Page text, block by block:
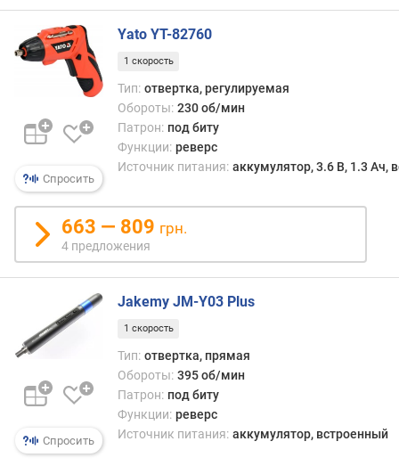
щ
е
г
о
м
е
т
а
с
н
е
)
о
л
Спросить
Yato YT-82760
1 скорость
Тип: отвертка, регулируемая
Обороты: 230 об/мин
Патрон: под биту
Функции: реверс
Источник питания: аккумулятор, 3.6 В, 1.3 Ач,
663 — 809 грн.
4 предложения
Спросить
Jakemy JM-Y03 Plus
1 скорость
Тип: отвертка, прямая
Обороты: 395 об/мин
Патрон: под биту
Функции: реверс
Источник питания: аккумулятор, встроенный